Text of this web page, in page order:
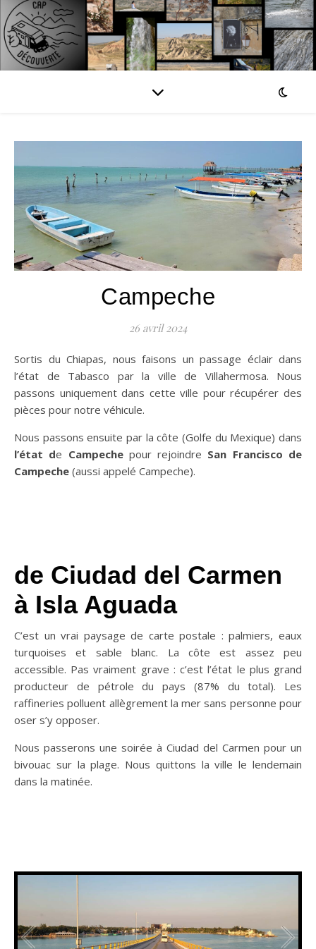
Campeche
26 avril 2024
Sortis du Chiapas, nous faisons un passage éclair dans
l’état de Tabasco par la ville de Villahermosa. Nous
passons uniquement dans cette ville pour récupérer des
pièces pour notre véhicule.
Nous passons ensuite par la côte (Golfe du Mexique) dans
l’état de Campechepour rejoindre San Francisco de
Campeche (aussi appelé Campeche).
de Ciudad del Carmen
à Isla Aguada
C’est un vrai paysage de carte postale : palmiers, eaux
turquoises et sable blanc. La côte est assez peu
accessible. Pas vraiment grave : c’est l’état le plus grand
producteur de pétrole du pays (87% du total). Les
raffineries polluent allègrement la mer sans personne pour
oser s’y opposer.
Nous passerons une soirée à Ciudad del Carmen pour un
bivouac sur la plage. Nous quittons la ville le lendemain
dans la matinée.